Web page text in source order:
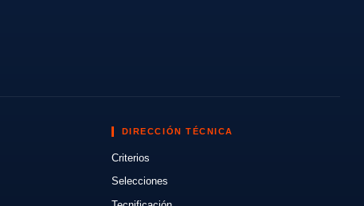
DIRECCIÓN TÉCNICA
Criterios
Selecciones